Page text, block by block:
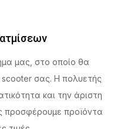
μας, στο οποίο θα
scooter σας. Η πολυετής
και την άριστη
προϊόντα